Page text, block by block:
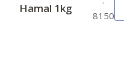
Hamal 1kg
8150